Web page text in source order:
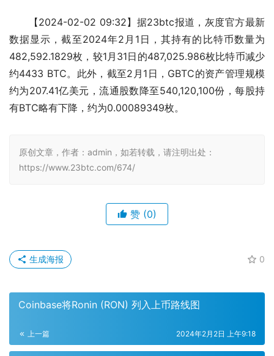
【2024-02-02 09:32】据23btc报道，灰度官方最新
数据显示，截至2024年2月1日，其持有的比特币数量为
482,592.1829枚，较1月31日的487,025.986枚比特币减少
约4433 BTC。此外，截至2月1日，GBTC的资产管理规模
约为207.41亿美元，流通股数降至540,120,100份，每股持
有BTC略有下降，约为0.00089349枚。
原创文章，作者：admin，如若转载，请注明出处：
https://www.23btc.com/674/
赞 (0)
0
生成海报
Coinbase将Ronin (RON) 列入上币路线图
上一篇 2024年2月2日 上午9:18